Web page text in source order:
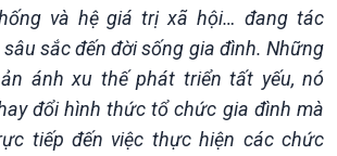
Thế giới & Việt Nam
Biên cương - Một dải vững
và hệ giá trị xã hội… đang tác
sắc đến đời sống gia đình. Những
ánh xu thế phát triển tất yếu, nó
đổi hình thức tổ chức gia đình mà
tiếp đến việc thực hiện các chức